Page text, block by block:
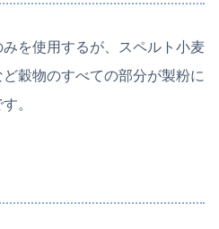
を使用するが、スペルト小麦
穀物のすべての部分が製粉に
。